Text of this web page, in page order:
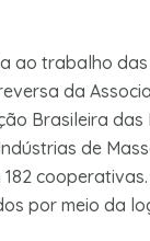
ao trabalho
da
Brasileira
de
cooperativas.
por meio da